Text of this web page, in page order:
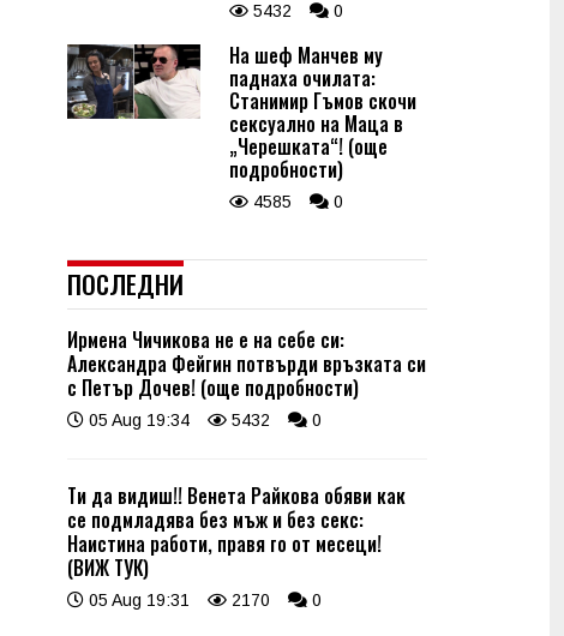
5432 0
На шеф Манчев му
паднаха очилата:
Станимир Гъмов скочи
сексуално на Маца в
„Черешката“! (още
подробности)
4585 0
ПОСЛЕДНИ
Ирмена Чичикова не е на себе си:
Александра Фейгин потвърди връзката си
с Петър Дочев! (още подробности)
05 Aug 19:34 5432 0
Ти да видиш!! Венета Райкова обяви как
се подмладява без мъж и без секс:
Наистина работи, правя го от месеци!
(ВИЖ ТУК)
05 Aug 19:31 2170 0